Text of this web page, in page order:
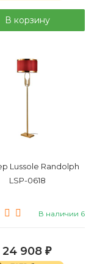
В корзину
Lussole Randolph
LSP-0618
В наличии 6
24 908 ₽